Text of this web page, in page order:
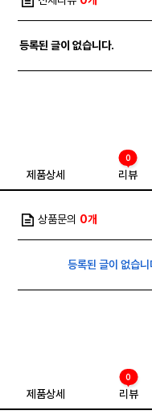
등록된 글이 없습니다.
제품상세 리뷰
0
상품문의 0개
등록된 글이 없습니
제품상세 리뷰
0